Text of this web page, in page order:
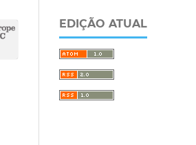
EDIÇÃO ATUAL